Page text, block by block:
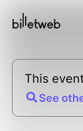
This
See